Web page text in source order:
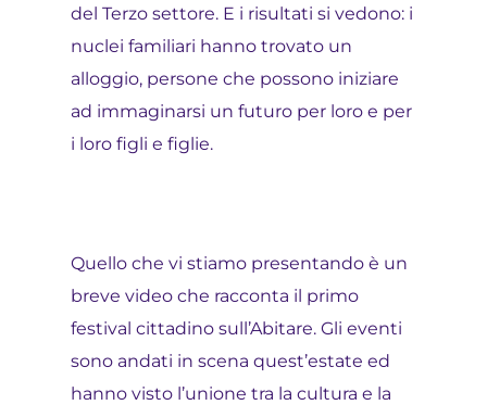
del Terzo settore. E i risultati si vedono: i
nuclei familiari hanno trovato un
alloggio, persone che possono iniziare
ad immaginarsi un futuro per loro e per
i loro figli e figlie.
Quello che vi stiamo presentando è un
breve video che racconta il primo
festival cittadino sull’Abitare. Gli eventi
sono andati in scena quest’estate ed
hanno visto l’unione tra la cultura e la